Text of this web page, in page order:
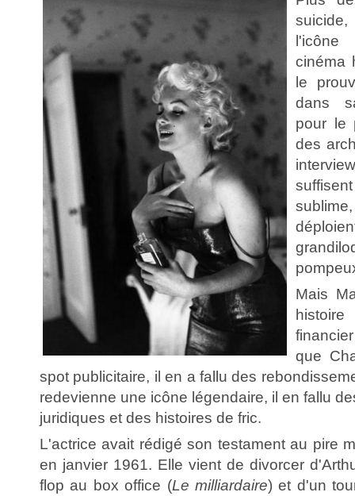
suicide,
l'icône
cinéma
le
dans
pour le
des
Mais
que
spot publicitaire, il en a fallu des
redevienne une icône légendaire, il en fallu
juridiques et des histoires de fric.
L'actrice avait rédigé son testament au pire
en janvier 1961. Elle vient de divorcer
flop au box office (Le milliardaire) et d'un